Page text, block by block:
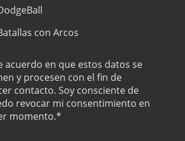
con Arcos
acuerdo en que estos datos se
y procesen con el fin de
contacto. Soy consciente de
revocar mi consentimiento en
momento.*